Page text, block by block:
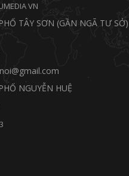
VN
TÂY SƠN (GẦN NGÃ TƯ
NGUYỄN HUỆ